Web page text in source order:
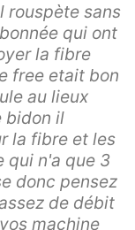
rouspète sans
qui ont
la fibre
free etait bon
au lieux
bidon il
la fibre et les
qui n'a que 3
donc pensez
de débit
machine